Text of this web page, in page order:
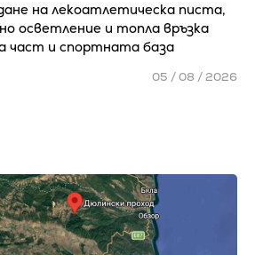
на лекоатлетическа писта,
осветление и топла връзка
част и спортната база
05 / 08 / 2026